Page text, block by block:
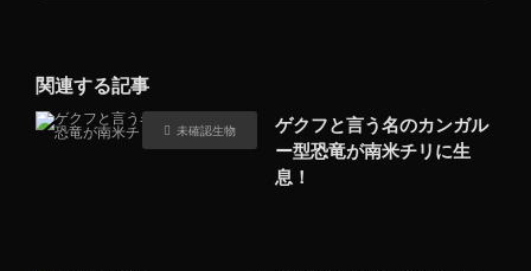
関連する記事
未確認生物
ゲクフと言う名のカンガル
ー型恐竜が南米チリに生
息！